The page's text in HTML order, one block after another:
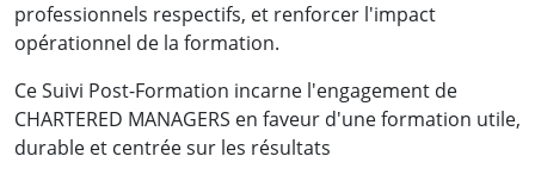
professionnels respectifs, et renforcer l'impact
opérationnel de la formation.
Ce Suivi Post-Formation incarne l'engagement de
CHARTERED MANAGERS en faveur d'une formation utile,
durable et centrée sur les résultats